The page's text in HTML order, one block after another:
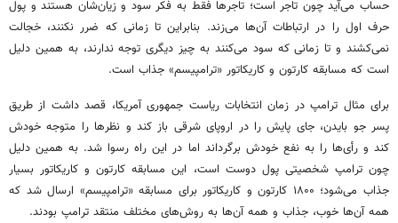
حساب می‌آید چون تاجر است؛ تاجرها فقط به فکر سود و زیان‌شان هستند و پول
حرف اول را در ارتباطات آن‌ها می‌زند. بنابراین تا زمانی که ضرر نکنند، خجالت
نمی‌کشند و تا زمانی که سود می‌کنند به چیز دیگری توجه ندارند، به همین دلیل
است که مسابقه کارتون و کاریکاتور «ترامپیسم» جذاب است.
برای مثال ترامپ در زمان انتخابات ریاست جمهوری آمریکا، قصد داشت از طریق
پسر جو بایدن، جای پایش را در اروپای شرقی باز کند و نظرها را متوجه خودش
کند ورأی‌ها را به نفع خودش برگرداند اما در این راه رسوا شد. به همین دلیل
چون ترامپ شخصیتی پول دوست است، این مسابقه کارتون و کاریکاتور بسیار
جذاب می‌شود؛ ۱۸۰۰ کارتون و کاریکاتور برای مسابقه «
ترامپیسم» ارسال شد که
همه آن‌ها خوب، جذاب و همه آن‌ها به روش‌های مختلف منتقد ترامپ بودند.